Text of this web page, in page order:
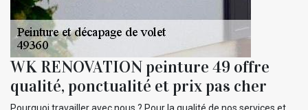
WK RENOVATION peinture 49 offre
qualité, ponctualité et prix pas cher